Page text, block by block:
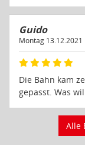
Guido
Montag 13.12.2021
Die Bahn kam
gepasst. Was